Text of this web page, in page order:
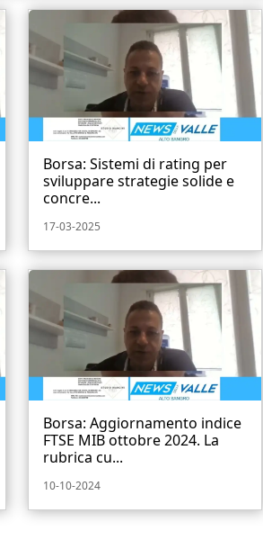
Borsa: Sistemi di rating per
sviluppare strategie solide e
concre...
17-03-2025
Borsa: Aggiornamento indice
FTSE MIB ottobre 2024. La
rubrica cu...
10-10-2024